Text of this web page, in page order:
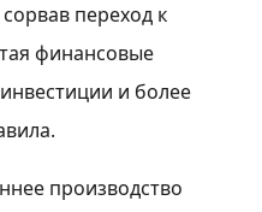
переход к
финансовые
и более
производство